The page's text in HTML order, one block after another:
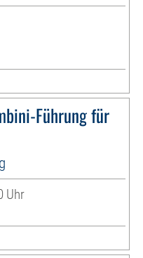
Führung für
Uhr